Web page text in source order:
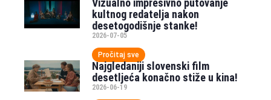
Vizualno impresivno putovanje
kultnog redatelja nakon
desetogodišnje stanke!
2026-07-05
Pročitaj sve
Najgledaniji slovenski film
desetljeća konačno stiže u kina!
2026-06-19